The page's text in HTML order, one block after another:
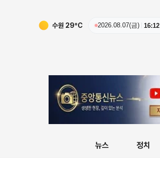
수원 29ºC 2026.08.07(금) 16:12
뉴스 정치